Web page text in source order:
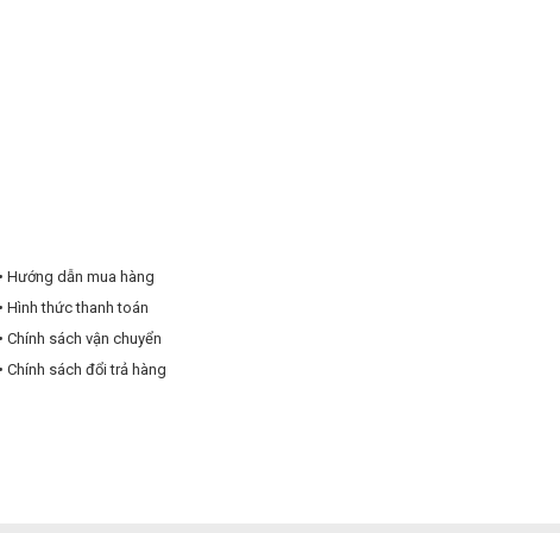
Hướng dẫn mua hàng
Hình thức thanh toán
Chính sách vận chuyển
Chính sách đổi trả hàng